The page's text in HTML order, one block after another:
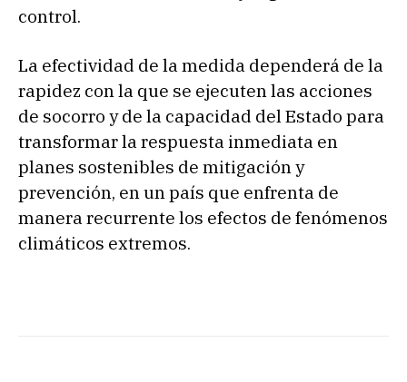
control.
La efectividad de la medida dependerá de la
rapidez con la que se ejecuten las acciones
de socorro y de la capacidad del Estado para
transformar la respuesta inmediata en
planes sostenibles de mitigación y
prevención, en un país que enfrenta de
manera recurrente los efectos de fenómenos
climáticos extremos.